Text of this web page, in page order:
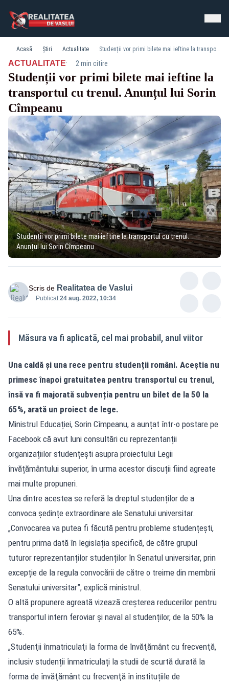
Acasă Știri Actualitate Studenții vor primi bilete mai ieftine la transportul cu trenul. Anunțul lui Sorin Cîmpeanu
ACTUALITATE· 2 min citire
Studenții vor primi bilete mai ieftine la
transportul cu trenul. Anunțul lui Sorin
Cîmpeanu
Studenții vor primi bilete mai ieftine la transportul cu trenul.
Anunțul lui Sorin Cîmpeanu
Scris de Realitatea de Vaslui
Publicat:24 aug. 2022, 10:34
Măsura va fi aplicată, cel mai probabil, anul viitor
Una caldă și una rece pentru studenții români. Aceștia nu
primesc înapoi gratuitatea pentru transportul cu trenul,
însă va fi majorată subvenția pentru un bilet de la 50 la
65%, arată un proiect de lege.
Ministrul Educației, Sorin Cîmpeanu, a aunțat într-o postare pe
Facebook că avut luni consultări cu reprezentanții
organizațiilor studențești asupra proiectului Legii
învățământului superior, în urma acestor discuții fiind agreate
mai multe propuneri.
Una dintre acestea se referă la dreptul studenților de a
convoca ședințe extraordinare ale Senatului universitar.
„Convocarea va putea fi făcută pentru probleme studențești,
pentru prima dată în legislația specifică, de către grupul
tuturor reprezentanților studenților în Senatul universitar, prin
excepție de la regula convocării de către o treime din membrii
Senatului universitar”, explică ministrul.
O altă propunere agreată vizează creșterea reducerilor pentru
transportul intern feroviar și naval al studenților, de la 50% la
65%.
„Studenţii înmatriculaţi la forma de învăţământ cu frecvenţă,
inclusiv studenții înmatriculați la studii de scurtă durată la
forma de învăţământ cu frecvenţă în instituțiile de